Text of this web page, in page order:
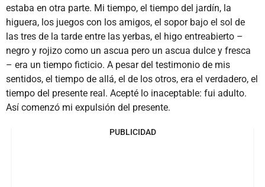
estaba en otra parte. Mi tiempo, el tiempo del jardín, la
higuera, los juegos con los amigos, el sopor bajo el sol de
las tres de la tarde entre las yerbas, el higo entreabierto –
negro y rojizo como un ascua pero un ascua dulce y fresca
– era un tiempo ficticio. A pesar del testimonio de mis
sentidos, el tiempo de allá, el de los otros, era el verdadero, el
tiempo del presente real. Acepté lo inaceptable: fui adulto.
Así comenzó mi expulsión del presente.
PUBLICIDAD